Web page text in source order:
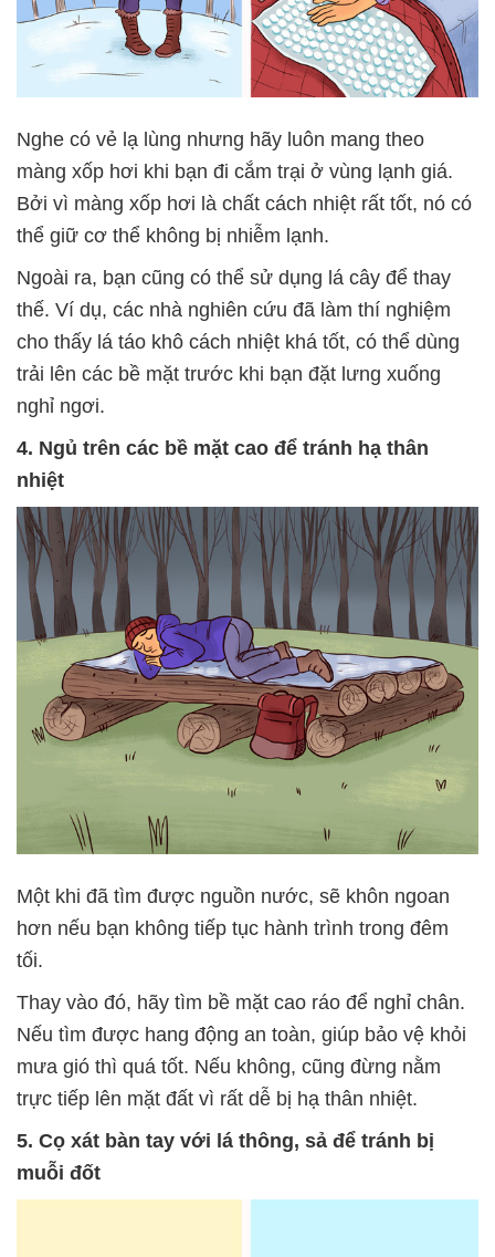
Nghe có vẻ lạ lùng nhưng hãy luôn mang theo
màng xốp hơi khi bạn đi cắm trại ở vùng lạnh giá.
Bởi vì màng xốp hơi là chất cách nhiệt rất tốt, nó có
thể giữ cơ thể không bị nhiễm lạnh.
Ngoài ra, bạn cũng có thể sử dụng lá cây để thay
thế. Ví dụ, các nhà nghiên cứu đã làm thí nghiệm
cho thấy lá táo khô cách nhiệt khá tốt, có thể dùng
trải lên các bề mặt trước khi bạn đặt lưng xuống
nghỉ ngơi.
4. Ngủ trên các bề mặt cao để tránh hạ thân
nhiệt
Một khi đã tìm được nguồn nước, sẽ khôn ngoan
hơn nếu bạn không tiếp tục hành trình trong đêm
tối.
Thay vào đó, hãy tìm bề mặt cao ráo để nghỉ chân.
Nếu tìm được hang động an toàn, giúp bảo vệ khỏi
mưa gió thì quá tốt. Nếu không, cũng đừng nằm
trực tiếp lên mặt đất vì rất dễ bị hạ thân nhiệt.
5. Cọ xát bàn tay với lá thông, sả để tránh bị
muỗi đốt